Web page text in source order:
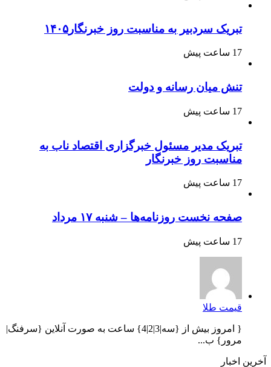
تبریک سردبیر به مناسبت روز خبرنگار۱۴۰۵
17 ساعت پیش
تنش میان رسانه و دولت
17 ساعت پیش
تبریک مدیر مسئول خبرگزاری اقتصاد ناب به
مناسبت روز خبرنگار
17 ساعت پیش
صفحه نخست روزنامه‌ها – شنبه ۱۷ مرداد
17 ساعت پیش
قیمت طلا
{ امروز بیش از {سه|3|2|4} ساعت به صورت آنلاین {سرفنگ|
مرور} ب...
آخرین اخبار